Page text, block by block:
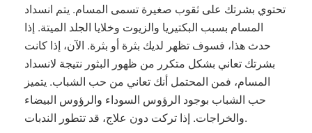
تحتوي بشرتك على ثقوب صغيرة تسمى المسام. يتم انسداد
المسام بسبب البكتيريا والزيوت وخلايا الجلد الميتة. إذا
حدث هذا، فسوف تظهر لديك بثرة أو بثرة. الآن، إذا كانت
بشرتك تعاني بشكل متكرر من ظهور البثور نتيجة لانسداد
المسام، فمن المحتمل أنك تعاني من حب الشباب. يتميز
حب الشباب بوجود الرؤوس السوداء والرؤوس البيضاء
والخراجات. إذا تركت دون علاج، قد تتطور الندبات.